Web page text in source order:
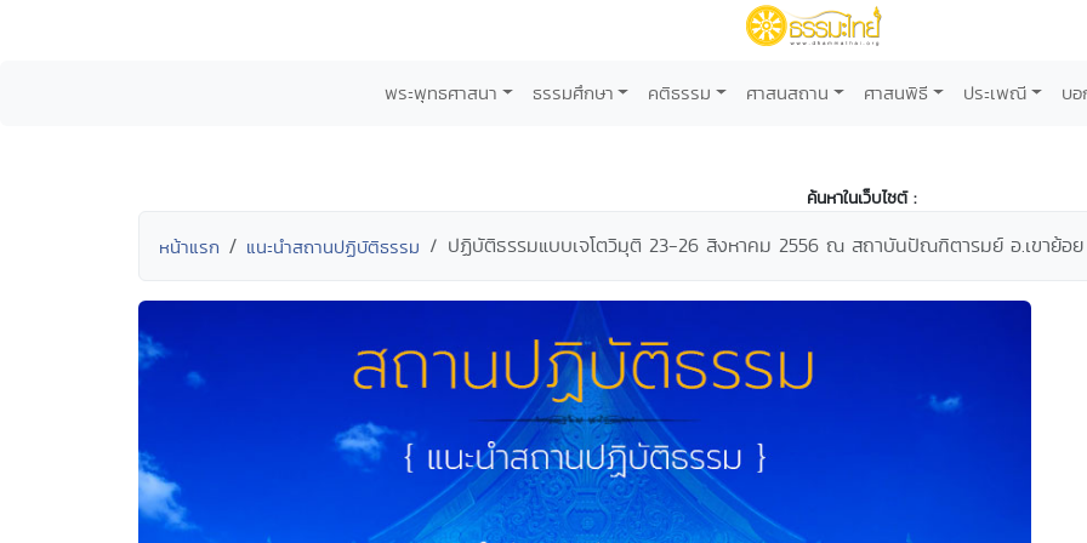
พระพุทธศาสนา ธรรมศึกษา คติธรรม ศาสนสถาน ศาสนพิธี ประเพณี บ
ค้นหาในเว็บไซต์ :
หน้าแรก แนะนำสถานปฏิบัติธรรม ปฏิบัติธรรมแบบเจโตวิมุติ 23-26 สิงหาคม 2556 ณ สถาบันปัณฑิตารมย์ อ.เขาย้อย